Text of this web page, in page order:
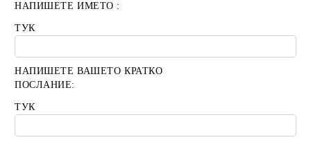
НАПИШЕТЕ ИМЕТО :
ТУК
НАПИШЕТЕ ВАШЕТО КРАТКО
ПОСЛАНИЕ:
ТУК